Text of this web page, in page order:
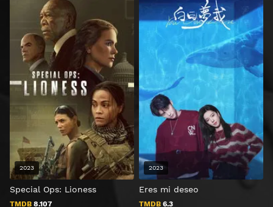
Special Ops: Lioness
TMDB 8.107
2023
Eres mi deseo
TMDB 6.3
2023